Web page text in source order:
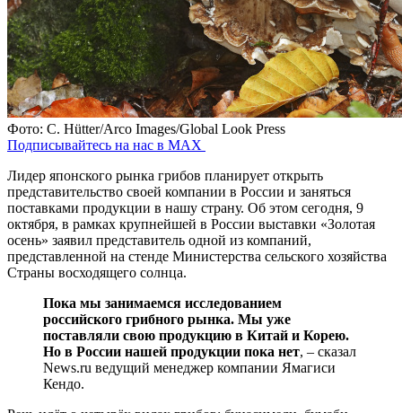
Фото: C. Hütter/Arco Images/Global Look Press
Подписывайтесь на нас в MAX
Лидер японского рынка грибов планирует открыть
представительство своей компании в России и заняться
поставками продукции в нашу страну. Об этом сегодня, 9
октября, в рамках крупнейшей в России выставки «Золотая
осень» заявил представитель одной из компаний,
представленной на стенде Министерства сельского хозяйства
Страны восходящего солнца.
Пока мы занимаемся исследованием
российского грибного рынка. Мы уже
поставляли свою продукцию в Китай и Корею.
Но в России нашей продукции пока нет, – сказал
News.ru ведущий менеджер компании Ямагиси
Кендо.